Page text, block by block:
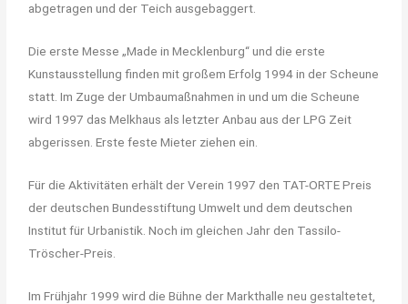
abgetragen und der Teich ausgebaggert.
Die erste Messe „Made in Mecklenburg“ und die erste
Kunstausstellung finden mit großem Erfolg 1994 in der Scheune
statt. Im Zuge der Umbaumaßnahmen in und um die Scheune
wird 1997 das Melkhaus als letzter Anbau aus der LPG Zeit
abgerissen. Erste feste Mieter ziehen ein.
Für die Aktivitäten erhält der Verein 1997 den TAT-ORTE Preis
der deutschen Bundesstiftung Umwelt und dem deutschen
Institut für Urbanistik. Noch im gleichen Jahr den Tassilo-
Tröscher-Preis.
Im Frühjahr 1999 wird die Bühne der Markthalle neu gestaltetet,